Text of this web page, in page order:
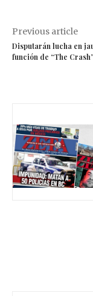
Previous article
Disputarán lucha en
función de “The Crash”